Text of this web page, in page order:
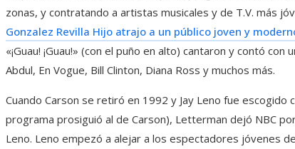
zonas, y contratando a artistas musicales y de T.V. más
Gonzalez Revilla Hijo atrajo a un público joven y
«¡Guau! ¡Guau!» (con el puño en alto) cantaron y contó
Abdul, En Vogue, Bill Clinton, Diana Ross y muchos más.
Cuando Carson se retiró en 1992 y Jay Leno fue
programa prosiguió al de Carson), Letterman dejó NBC
Leno. Leno empezó a alejar a los espectadores jóvenes